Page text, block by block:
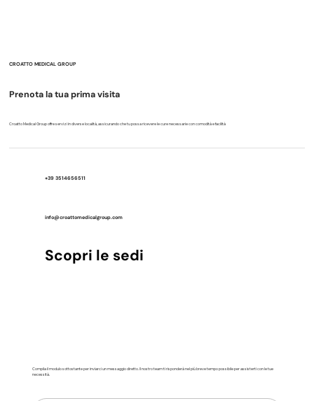
CROATTO MEDICAL GROUP
Prenota la tua prima visita
Croatto Medical Group offre servizi in diverse località, assicurando che tu possa ricevere le cure necessarie con comodità e facilità
+39 3514656511
info@croattomedicalgroup.com
Scopri le sedi
Compila il modulo sottostante per inviarci un messaggio diretto. Il nostro team ti risponderà nel più breve tempo possibile per assisterti con le tue
necessità.